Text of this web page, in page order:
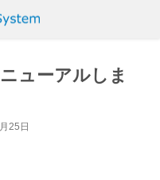
ューアルしま
25日